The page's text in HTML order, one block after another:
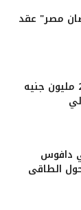
مصر" عقد
"سيدبك" تحقق صافي ربح 251 مليون جنيه
دافوس
الطاقى